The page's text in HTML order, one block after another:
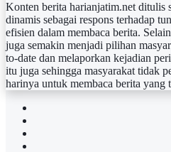
Konten berita harianjatim.net ditulis
dinamis sebagai respons terhadap
efisien dalam membaca berita.
juga semakin menjadi pilihan
to-date dan melaporkan kejadian
itu juga sehingga masyarakat tidak
harinya untuk membaca berita yang